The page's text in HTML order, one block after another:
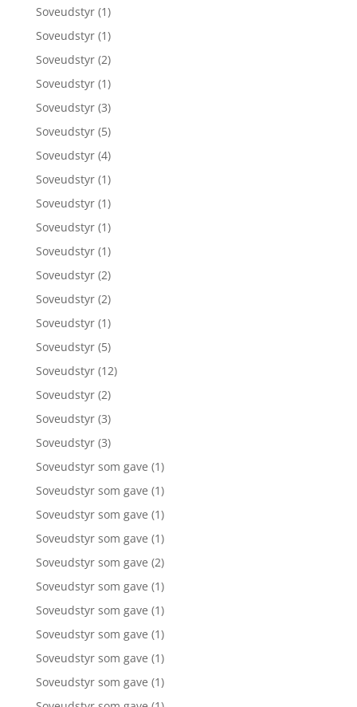
Soveudstyr (1)
Soveudstyr (1)
Soveudstyr (2)
Soveudstyr (1)
Soveudstyr (3)
Soveudstyr (5)
Soveudstyr (4)
Soveudstyr (1)
Soveudstyr (1)
Soveudstyr (1)
Soveudstyr (1)
Soveudstyr (2)
Soveudstyr (2)
Soveudstyr (1)
Soveudstyr (5)
Soveudstyr (12)
Soveudstyr (2)
Soveudstyr (3)
Soveudstyr (3)
Soveudstyr som gave (1)
Soveudstyr som gave (1)
Soveudstyr som gave (1)
Soveudstyr som gave (1)
Soveudstyr som gave (2)
Soveudstyr som gave (1)
Soveudstyr som gave (1)
Soveudstyr som gave (1)
Soveudstyr som gave (1)
Soveudstyr som gave (1)